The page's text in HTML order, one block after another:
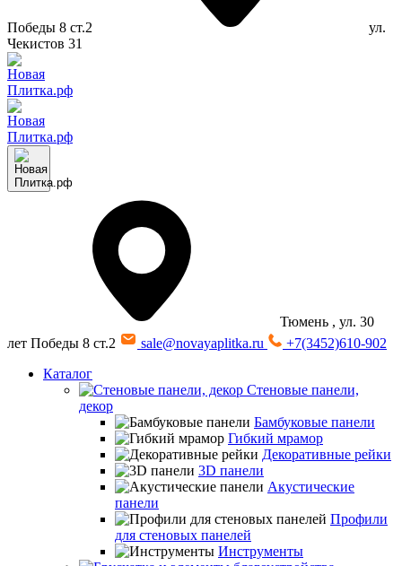
Победы 8 ст.2
ул.
Чекистов 31
Тюмень , ул. 30
лет Победы 8 ст.2
sale@novayaplitka.ru
+7(3452)610-902
Каталог
Стеновые панели,
декор
Бамбуковые панели
Гибкий мрамор
Декоративные рейки
3D панели
Акустические
панели
Профили
для стеновых панелей
Инструменты